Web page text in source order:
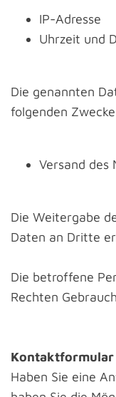
IP-Adresse
Uhrzeit und
Die genannten
folgenden
Versand des
Die Weitergabe
Daten an Dritte
Die betroffene
Rechten
Kontaktformular
Haben Sie eine